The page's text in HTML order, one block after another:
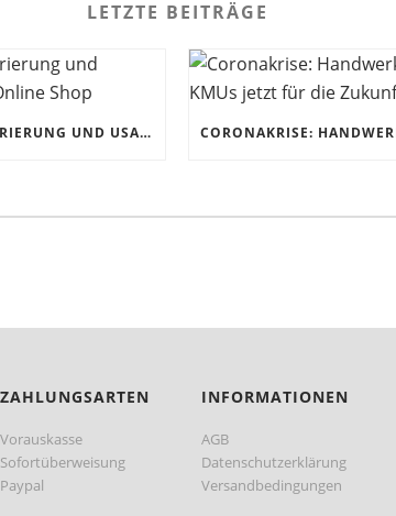
LETZTE BEITRÄGE
NUTZERZENTRIERUNG UND USABILITY IM ONLINE SHOP
ZAHLUNGSARTEN
Vorauskasse
Sofortüberweisung
Paypal
INFORMATIONEN
AGB
Datenschutzerklärung
Versandbedingungen